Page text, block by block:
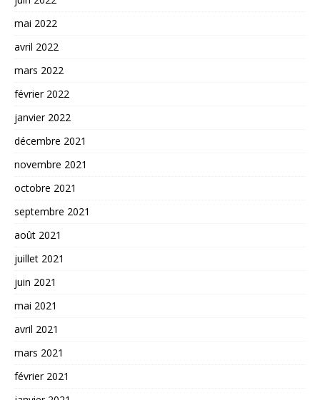
mai 2022
avril 2022
mars 2022
février 2022
janvier 2022
décembre 2021
novembre 2021
octobre 2021
septembre 2021
août 2021
juillet 2021
juin 2021
mai 2021
avril 2021
mars 2021
février 2021